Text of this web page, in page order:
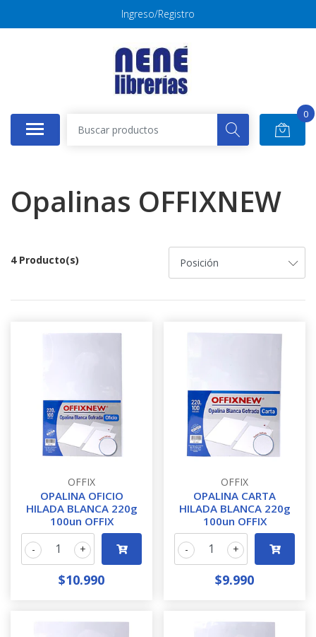
Ingreso/Registro
0
Opalinas OFFIXNEW
4 Producto(s)
OFFIX
OPALINA OFICIO
HILADA BLANCA 220g
100un OFFIX
+
-
$10.990
OFFIX
OPALINA CARTA
HILADA BLANCA 220g
100un OFFIX
+
-
$9.990